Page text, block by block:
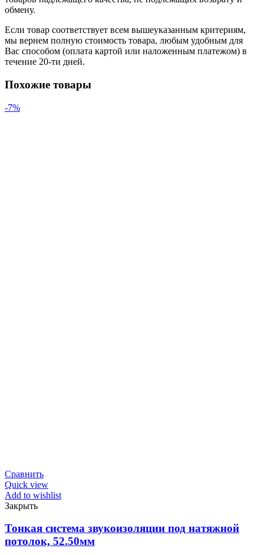
обмену.
Если товар соответствует всем вышеуказанным критериям,
мы вернем полную стоимость товара, любым удобным для
Вас способом (оплата картой или наложенным платежом) в
течение 20-ти дней.
Похожие товары
-7%
Сравнить
Quick view
Add to wishlist
Закрыть
Тонкая система звукоизоляции под натяжной
потолок, 52.50мм